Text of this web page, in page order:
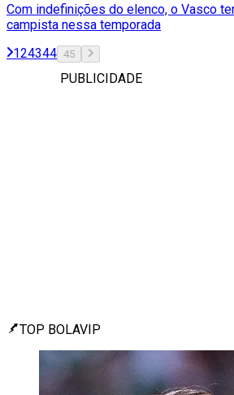
Com indefinições do elenco, o Vasco
campista nessa temporada
124344 45
PUBLICIDADE
TOP BOLAVIP